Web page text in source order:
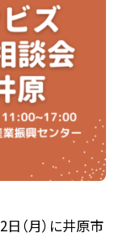
（月）に井原市